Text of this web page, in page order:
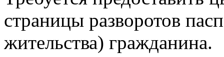
страницы разворотов
жительства) гражданина.